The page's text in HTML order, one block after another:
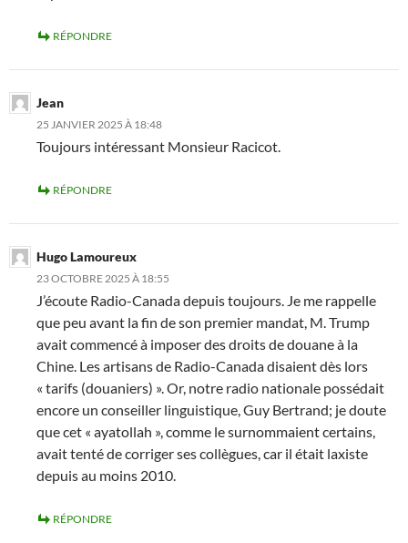
RÉPONDRE
Jean
25 JANVIER 2025 À 18:48
Toujours intéressant Monsieur Racicot.
RÉPONDRE
Hugo Lamoureux
23 OCTOBRE 2025 À 18:55
J’écoute Radio-Canada depuis toujours. Je me rappelle
que peu avant la fin de son premier mandat, M. Trump
avait commencé à imposer des droits de douane à la
Chine. Les artisans de Radio-Canada disaient dès lors
« tarifs (douaniers) ». Or, notre radio nationale possédait
encore un conseiller linguistique, Guy Bertrand; je doute
que cet « ayatollah », comme le surnommaient certains,
avait tenté de corriger ses collègues, car il était laxiste
depuis au moins 2010.
RÉPONDRE